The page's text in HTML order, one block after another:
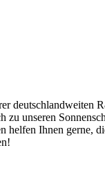
deutschlandweiten
zu unseren
helfen Ihnen gerne,